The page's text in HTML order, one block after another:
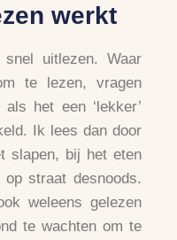
werkt
uitlezen. Waar
te lezen, vragen
het een ‘lekker’
Ik lees dan door
slapen, bij het eten
straat desnoods.
weleens gelezen
te wachten om te